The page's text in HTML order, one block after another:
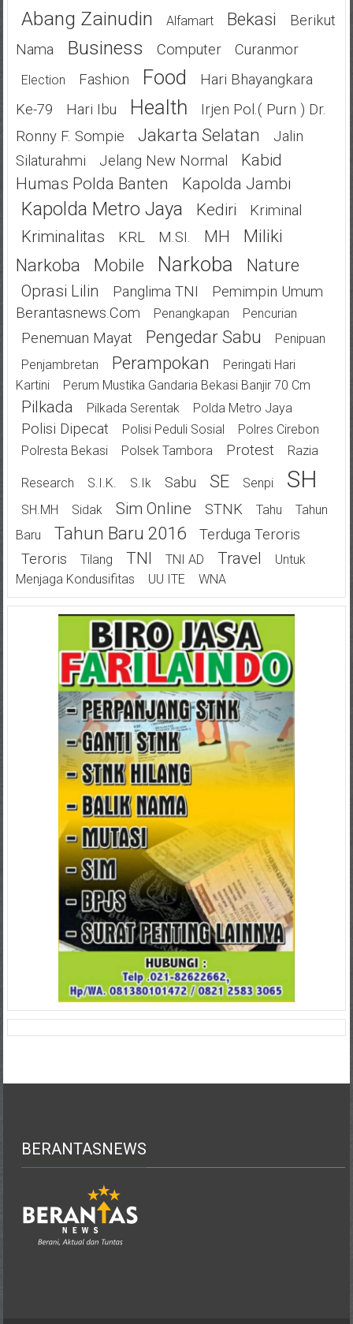
Abang Zainudin Alfamart Bekasi
Berikut
Nama
Business Computer Curanmor
Election Fashion Food
Hari Bhayangkara
Ke-79
Hari Ibu Health
Irjen Pol.( Purn ) Dr.
Ronny F. Sompie
Jakarta Selatan
Jalin
Silaturahmi
Jelang New Normal
Kabid
Humas Polda Banten
Kapolda Jambi
Kapolda Metro Jaya Kediri Kriminal
Kriminalitas KRL M.SI. MH
Miliki
Narkoba
Mobile Narkoba Nature
Oprasi Lilin Panglima TNI
Pemimpin Umum
Berantasnews.com
Penangkapan Pencurian
Penemuan Mayat Pengedar Sabu
Penipuan
Penjambretan
Perampokan
Peringati Hari
Kartini
Perum Mustika Gandaria Bekasi Banjir 70 Cm
Pilkada Pilkada Serentak Polda Metro Jaya
Polisi Dipecat Polisi Peduli Sosial
Polres Cirebon
Polresta Bekasi
Polsek Tambora Protest Razia
Research S.I.K. S.Ik Sabu SE Senpi SH
SH.MH Sidak Sim Online STNK Tahu
Tahun
Baru
Tahun Baru 2016
Terduga Teroris
Teroris
Tilang TNI TNI AD Travel
Untuk
Menjaga Kondusifitas
UU ITE WNA
BERANTASNEWS